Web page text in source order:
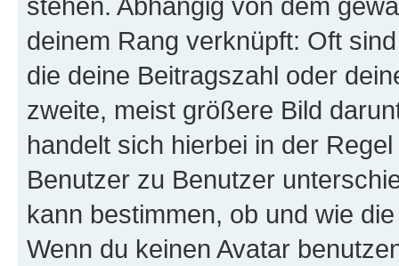
deinem Rang verknüpft: Oft
die deine Beitragszahl oder
zweite, meist größere Bild
handelt sich hierbei in der
Benutzer zu Benutzer
kann bestimmen, ob und wie
Wenn du keinen Avatar